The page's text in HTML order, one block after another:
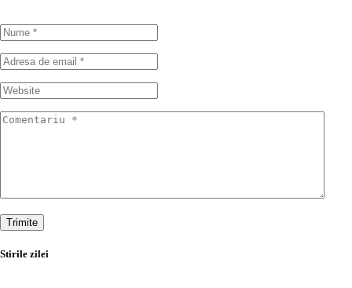
Trimite
Stirile zilei